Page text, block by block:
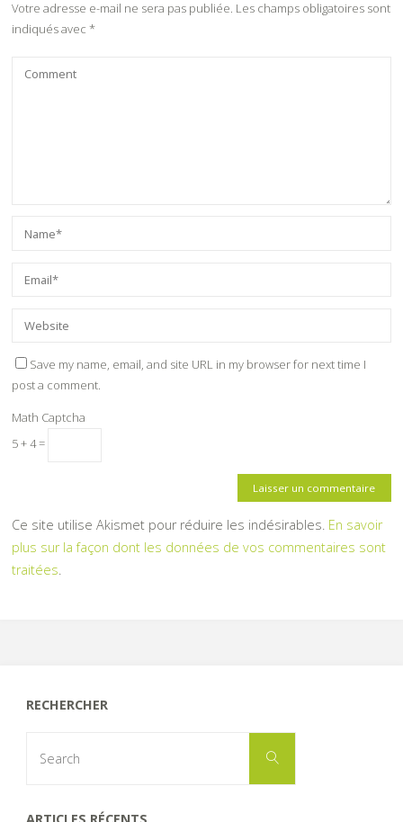
Votre adresse e-mail ne sera pas publiée. Les champs obligatoires sont
indiqués avec*
Save my name, email, and site URL in my browser for next time I
post a comment.
Math Captcha
5 + 4 =
Ce site utilise Akismet pour réduire les indésirables. En savoir
plus sur la façon dont les données de vos commentaires sont
traitées.
RECHERCHER
Search